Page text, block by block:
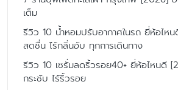
เต็ม
รีวิว 10 น้ำหอมปรับอากาศในรถ ยี่ห้อไห
สดชื่น ไร้กลิ่นอับ ทุกการเดินทาง
รีวิว 10 เซรั่มลดริ้วรอย40+ ยี่ห้อไหนดี
กระชับ ไร้ริ้วรอย